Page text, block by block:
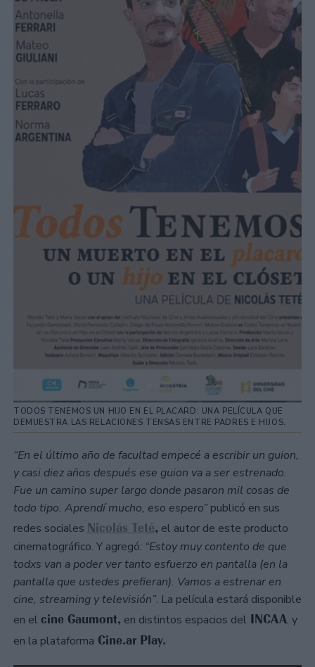
TODOS TENEMOS UN HIJO EN EL PLACARD: UNA PELÍCULA QUE
DEMUESTRA LAS RELACIONES TENSAS ENTRE PADRES E HIJOS.
“En el último año de facultad empecé a escribir un guion,
y casi diez años después ese guion va a ser estrenado.
Fue un camino super largo donde pasaron mil cosas de
todo tipo. Aprendí mucho, eso espero”publicó en sus
redes sociales Nicolás Teté, el autor de este producto
cinematográfico. Y agregó: “Estoy muy contento de que
todxs van a poder ver tanto esfuerzo en pantalla (en la
pantalla que ustedes prefieran). Vamos a estrenar en
cine, streaming y televisión”. La película estará disponible
en el cine Gaumont, en distintos espacios del INCAA, y
en la plataforma Cine.ar Play.